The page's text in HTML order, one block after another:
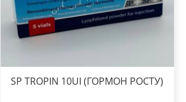
SP TROPIN 10UI (ГОРМОН РОСТУ)